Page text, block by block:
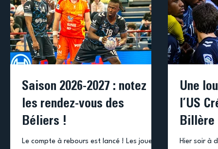
Saison 2026-2027 : notez
les rendez-vous des
Béliers !
Le compte à rebours est lancé ! Les joueurs
Une
l’US
Billère
Hier soir à